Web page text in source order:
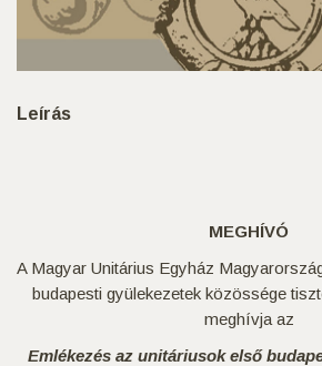
Leírás
MEGHÍVÓ
A Magyar Unitárius Egyház
budapesti gyülekezetek közössége
meghívja az
Emlékezés az unitáriusok első